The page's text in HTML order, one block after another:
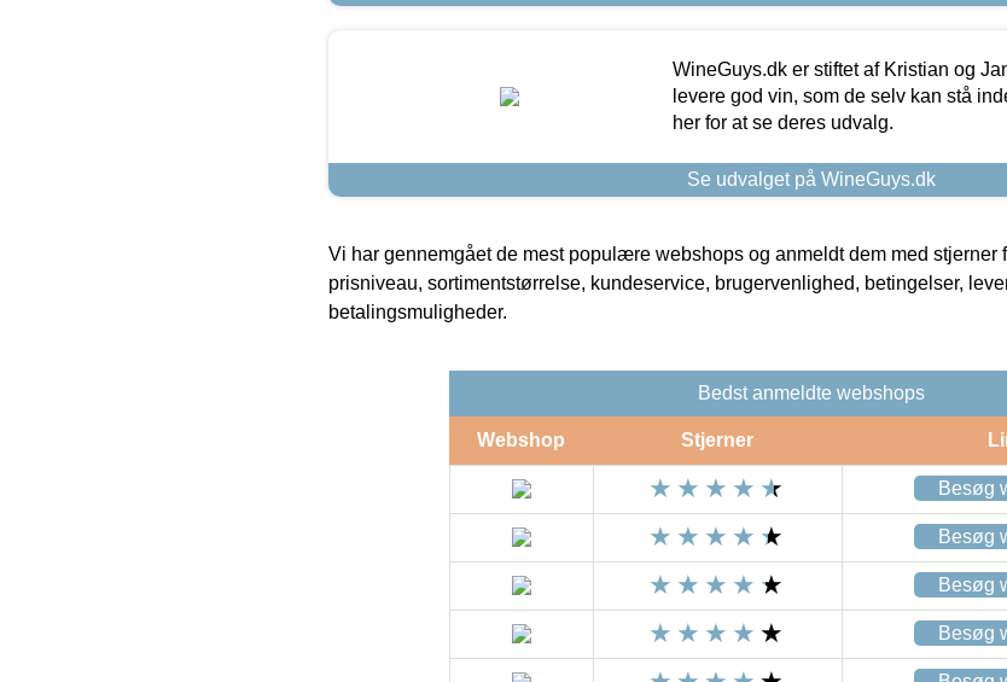
WineGuys.dk er stiftet af Kristian og
levere god vin, som de selv kan stå
her for at se deres udvalg.
Se udvalget på WineGuys.dk
Vi har gennemgået de mest populære webshops og anmeldt dem med stjerner
prisniveau, sortimentstørrelse, kundeservice, brugervenlighed, betingelser,
betalingsmuligheder.
Bedst anmeldte webshops
Webshop Stjerner
Besøg
Besøg
Besøg
Besøg